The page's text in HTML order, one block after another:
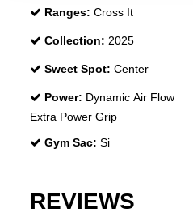
Ranges: Cross It
Collection: 2025
Sweet Spot: Center
Power: Dynamic Air Flow
Extra Power Grip
Gym Sac: Si
REVIEWS